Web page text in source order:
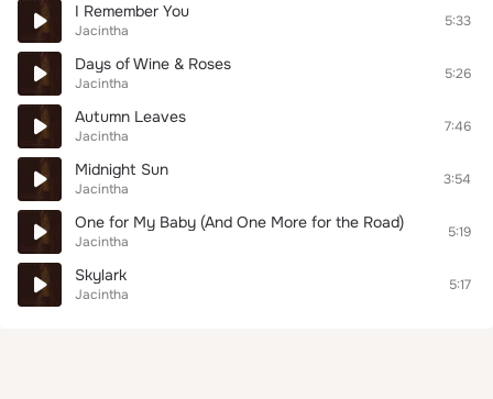
I Remember You
Jacintha
5:33
Days of Wine & Roses
Jacintha
5:26
Autumn Leaves
Jacintha
7:46
Midnight Sun
Jacintha
3:54
One for My Baby (And One More for the Road)
Jacintha
5:19
Skylark
Jacintha
5:17